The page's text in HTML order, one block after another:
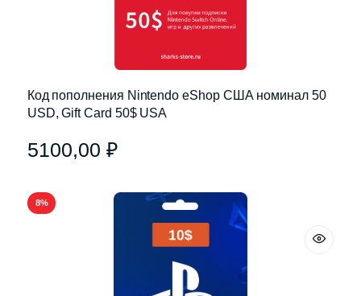
Код пополнения Nintendo eShop США номинал 50
USD, Gift Card 50$ USA
5100,00 ₽
8%